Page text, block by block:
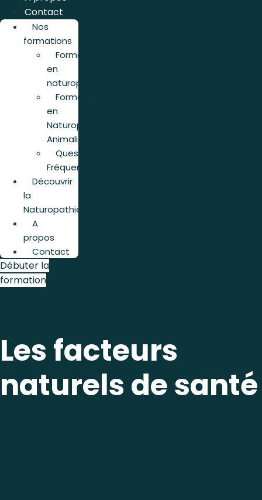
Contact
Nos
formations
Formation
en
naturopathie
Formation
en
Naturopathie
Animalière
Questions
Fréquentes
Découvrir
la
Naturopathie
A
propos
Contact
Débuter la
formation
Les facteurs
naturels de santé